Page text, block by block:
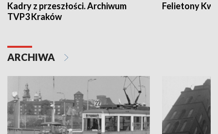
Kadry z przeszłości. Archiwum
TVP3 Kraków
Felietony
ARCHIWA